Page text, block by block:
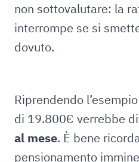
non sottovalutare: la
interrompe se si
dovuto.
Riprendendo
di 19.800€ verrebbe
al mese. È bene
pensionamento